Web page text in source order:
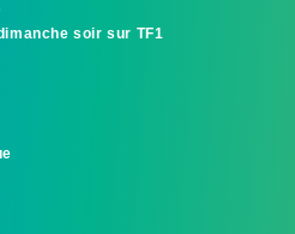
soir sur TF1